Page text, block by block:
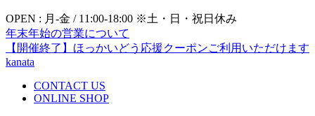
OPEN : 月-金 / 11:00-18:00 ※土・日・祝日休み
年末年始の営業について
【開催終了】ほっかいどう応援クーポンご利用いただけます
kanata
CONTACT US
ONLINE SHOP